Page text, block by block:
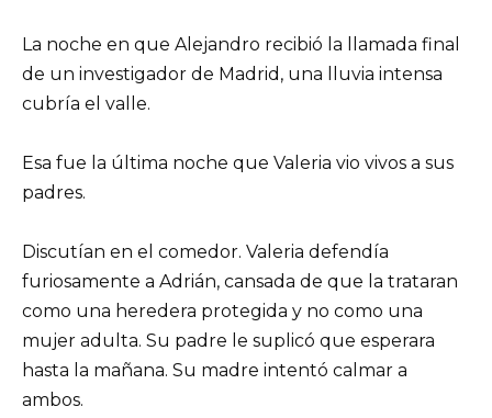
La noche en que Alejandro recibió la llamada final
de un investigador de Madrid, una lluvia intensa
cubría el valle.
Esa fue la última noche que Valeria vio vivos a sus
padres.
Discutían en el comedor. Valeria defendía
furiosamente a Adrián, cansada de que la trataran
como una heredera protegida y no como una
mujer adulta. Su padre le suplicó que esperara
hasta la mañana. Su madre intentó calmar a
ambos.